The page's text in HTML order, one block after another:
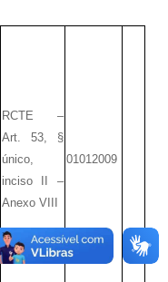
RCTE –
Art. 53, §
único,
inciso II –
Anexo VIII
01012009